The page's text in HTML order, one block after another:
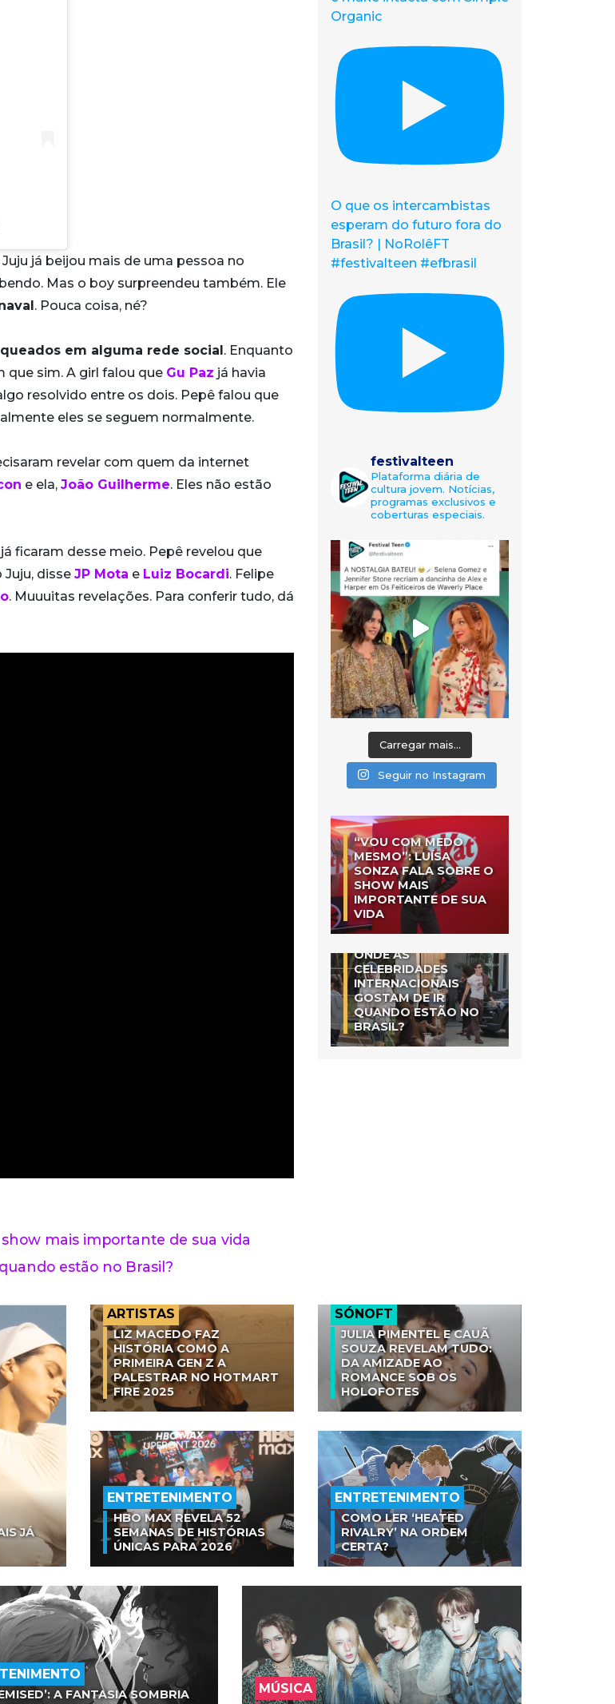
já beijou mais de uma pessoa no
Mas o boy surpreendeu também. Ele
. Pouca coisa, né?
em alguma rede social . Enquanto
que sim. A girl falou que Gu Paz já havia
resolvido entre os dois. Pepê falou que
eles se seguem normalmente.
revelar com quem da internet
e ela, João Guilherme. Eles não estão
ficaram desse meio. Pepê revelou que
Juju, disse JP Mota e Luiz Bocardi. Felipe
. Muuuitas revelações. Para conferir tudo, dá
mais importante de sua vida
estão no Brasil?
Organic
O que os intercambistas
esperam do futuro fora do
Brasil? | NoRolêFT
#festivalteen #efbrasil
festivalteen
Plataforma diária de
cultura jovem. Notícias,
programas exclusivos e
coberturas especiais.
Carregar mais...
Seguir no Instagram
“VOU COM MEDO
MESMO”: LUÍSA
SONZA FALA SOBRE O
SHOW MAIS
IMPORTANTE DE SUA
VIDA
ONDE AS
CELEBRIDADES
INTERNACIONAIS
GOSTAM DE IR
QUANDO ESTÃO NO
BRASIL?
JÁ
ARTISTAS
LIZ MACEDO FAZ
HISTÓRIA COMO A
PRIMEIRA GEN Z A
PALESTRAR NO HOTMART
FIRE 2025
SÓNOFT
JULIA PIMENTEL E CAUÃ
SOUZA REVELAM TUDO:
DA AMIZADE AO
ROMANCE SOB OS
HOLOFOTES
ENTRETENIMENTO
HBO MAX REVELA 52
SEMANAS DE HISTÓRIAS
ÚNICAS PARA 2026
ENTRETENIMENTO
COMO LER ‘HEATED
RIVALRY’ NA ORDEM
CERTA?
A FANTASIA SOMBRIA
MÚSICA